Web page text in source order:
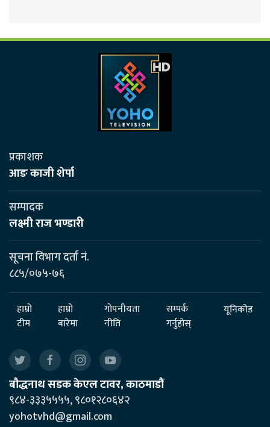
प्रकाशक
आङ काजी शेर्पा
सम्पादक
लक्ष्मी राज भण्डारी
सूचना विभाग दर्ता नं.
८८५/०७५-७६
हाम्रो
टीम
हाम्रो
बारेमा
गोपनीयता
नीति
सम्पर्क
गर्नुहोस्
यूनिकोड
बौद्धनाथ सडक केएल टावर, काठमाडौं
९८४-३३३५५५५, ९८०१२८०६४२
yohotvhd@gmail.com